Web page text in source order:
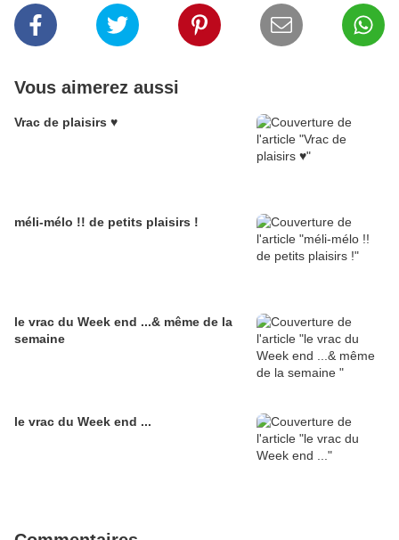
Vous aimerez aussi
Vrac de plaisirs ♥
méli-mélo !! de petits plaisirs !
le vrac du Week end ...& même de la
semaine
le vrac du Week end ...